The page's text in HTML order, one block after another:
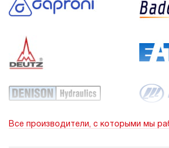
Все производители, с которыми мы